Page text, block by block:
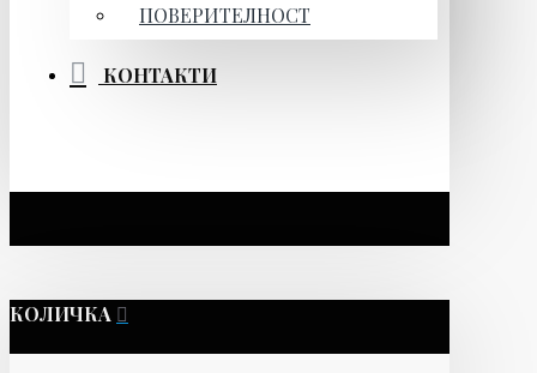
ПОВЕРИТЕЛНОСТ
КОНТАКТИ
КОЛИЧКА